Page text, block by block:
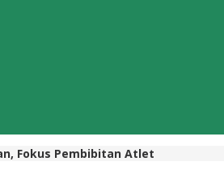
Fokus Pembibitan Atlet